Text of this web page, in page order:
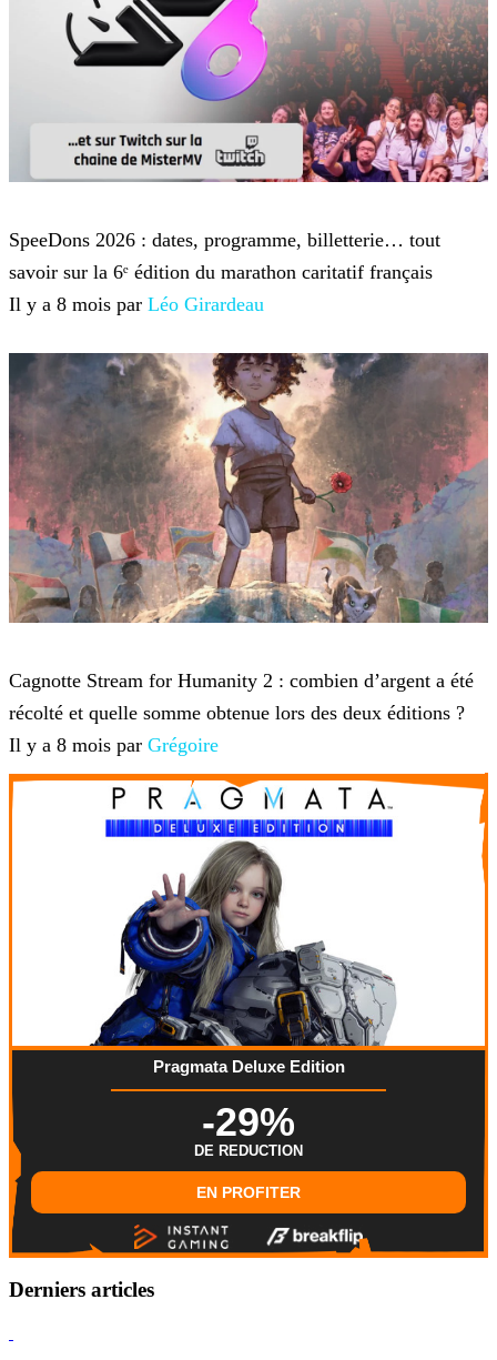
SpeeDons 2026 : dates, programme, billetterie… tout
savoir sur la 6ᵉ édition du marathon caritatif français
Il y a 8 mois par Léo Girardeau
Cagnotte Stream for Humanity 2 : combien d’argent a été
récolté et quelle somme obtenue lors des deux éditions ?
Il y a 8 mois par Grégoire
Pragmata Deluxe Edition
-29%
DE REDUCTION
EN PROFITER
Derniers articles